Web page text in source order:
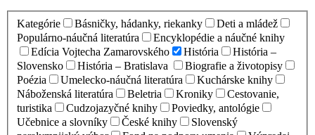
Kategórie Básničky, hádanky, riekanky
Deti a mládež
Populárno-náučná literatúra
Encyklopédie a náučné knihy
Edícia Vojtecha Zamarovského
História
História –
Slovensko
História – Bratislava
Biografie a životopisy
Poézia
Umelecko-náučná literatúra
Kuchárske knihy
Náboženská literatúra
Beletria Kroniky
Cestovanie,
turistika
Cudzojazyčné knihy
Poviedky, antológie
Učebnice a slovníky
České knihy
Slovenský